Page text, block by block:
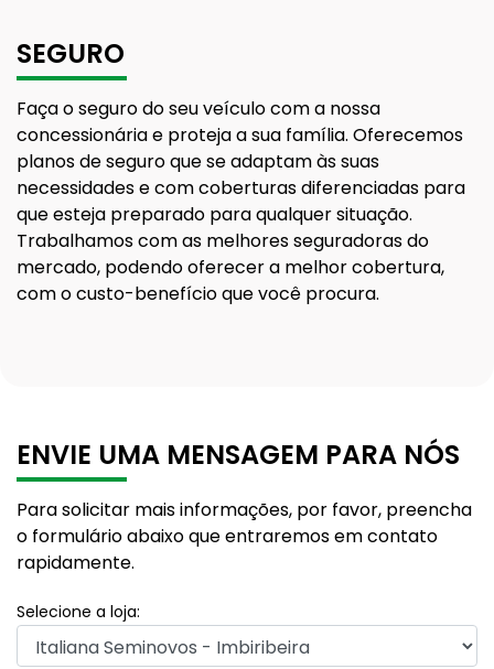
SEGURO
Faça o seguro do seu veículo com a nossa
concessionária e proteja a sua família. Oferecemos
planos de seguro que se adaptam às suas
necessidades e com coberturas diferenciadas para
que esteja preparado para qualquer situação.
Trabalhamos com as melhores seguradoras do
mercado, podendo oferecer a melhor cobertura,
com o custo-benefício que você procura.
ENVIE UMA MENSAGEM PARA NÓS
Para solicitar mais informações, por favor, preencha
o formulário abaixo que entraremos em contato
rapidamente.
Selecione a loja: